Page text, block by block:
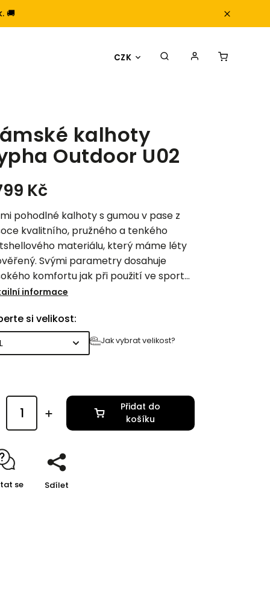
🚚
CZK
kalhoty
Outdoor U02
Kč
pohodlné kalhoty s gumou v pase z
kvalitního, pružného a tenkého
materiálu, který máme léty
Svými parametry dosahuje
komfortu jak při použití ve sportu,
při volnočasových aktivitách.
informace
si velikost:
Jak vybrat velikost?
Přidat do
košíku
se Sdílet